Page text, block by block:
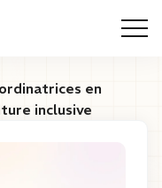
en
inclusive